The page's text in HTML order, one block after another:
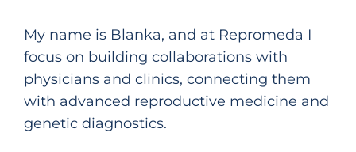
My name is Blanka, and at Repromeda I
focus on building collaborations with
physicians and clinics, connecting them
with advanced reproductive medicine and
genetic diagnostics.